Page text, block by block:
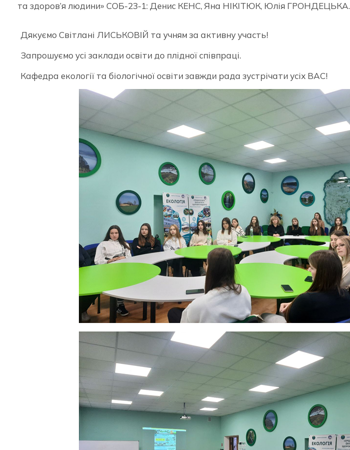
та здоров’я людини» СОБ-23-1: Денис КЕНС, Яна НІКІТЮК, Юлія ГРОНДЕЦЬКА.
Дякуємо Світлані ЛИСЬКОВІЙ та учням за активну участь!
Запрошуємо усі заклади освіти до плідної співпраці.
Кафедра екології та біологічної освіти завжди рада зустрічати усіх ВАС!